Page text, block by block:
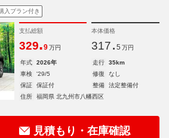
入プラン付き
支払総額
329.9 万円
本体価格
317. 5 万円
年式 2026年 走行
35km
車検
'29/5 修復
なし
保証
保証付 整備
法定整備付
住所
福岡県 北九州市八幡西区
見積もり・在庫確認